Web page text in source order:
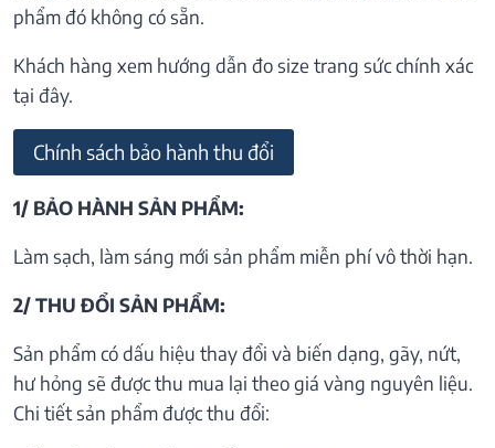
phẩm đó không có sẵn.
Khách hàng xem hướng dẫn đo size trang sức chính xác
tại đây.
Chính sách bảo hành thu đổi
1/ BẢO HÀNH SẢN PHẨM:
Làm sạch, làm sáng mới sản phẩm miễn phí vô thời hạn.
2/ THU ĐỔI SẢN PHẨM:
Sản phẩm có dấu hiệu thay đổi và biến dạng, gãy, nứt,
hư hỏng sẽ được thu mua lại theo giá vàng nguyên liệu.
Chi tiết sản phẩm được thu đổi: